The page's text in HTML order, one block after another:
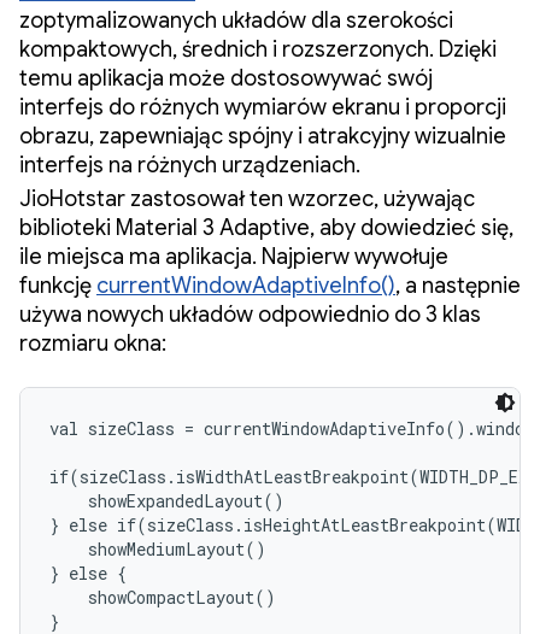
zoptymalizowanych układów dla szerokości
kompaktowych, średnich i rozszerzonych. Dzięki
temu aplikacja może dostosowywać swój
interfejs do różnych wymiarów ekranu i proporcji
obrazu, zapewniając spójny i atrakcyjny wizualnie
interfejs na różnych urządzeniach.
JioHotstar zastosował ten wzorzec, używając
biblioteki Material 3 Adaptive, aby dowiedzieć się,
ile miejsca ma aplikacja. Najpierw wywołuje
funkcję currentWindowAdaptiveInfo(), a następnie
używa nowych układów odpowiednio do 3 klas
rozmiaru okna:
val sizeClass =
    showExpandedLayout()
} else
    showMediumLayout()
} else {
    showCompactLayout()
}